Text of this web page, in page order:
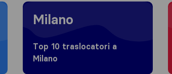
Moving to Milano
Milano
Top 10 traslocatori a
Milano